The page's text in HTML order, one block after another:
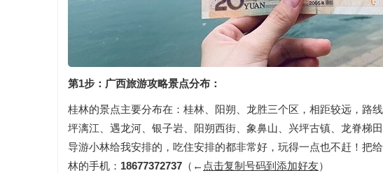
第1步：广西旅游攻略景点分布：
桂林的景点主要分布在：桂林、阳朔、龙胜三个区，相距较远，路
坪漓江、遇龙河、银子岩、阳朔西街、象鼻山、兴坪古镇、龙脊梯
导游小林给我安排的，吃住安排的都非常好，玩得一点也不赶！把
林的手机： 18677372737 （← 点击复制号码到添加好友）